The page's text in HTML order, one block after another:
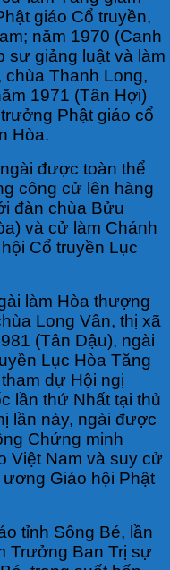
giáo Cổ truyền,
năm 1970 (Canh
sư giảng luật và làm
Thanh Long,
1971 (Tân Hợi)
Phật giáo cổ
Hòa.
được toàn thể
công cử lên hàng
đàn chùa Bửu
và cử làm Chánh
Cổ truyền Lục
làm Hòa thượng
Long Vân, thị xã
(Tân Dậu), ngài
Lục Hòa Tăng
dự Hội ngị
lần thứ Nhất tại thủ
lần này, ngài được
Chứng minh
Việt Nam và suy cử
Giáo hội Phật
tỉnh Sông Bé, lần
Trưởng Ban Trị sự